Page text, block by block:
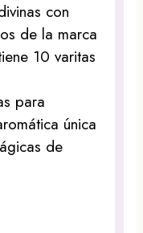
con
de la marca
10 varitas
para
única
de